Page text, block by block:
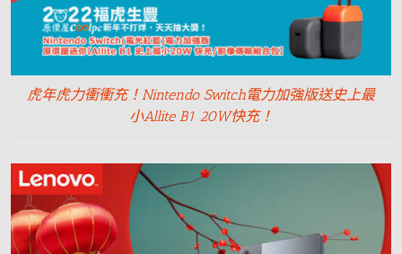
虎年虎力衝衝充！Nintendo Switch電力加強版送史上最
小Allite B1 20W快充！